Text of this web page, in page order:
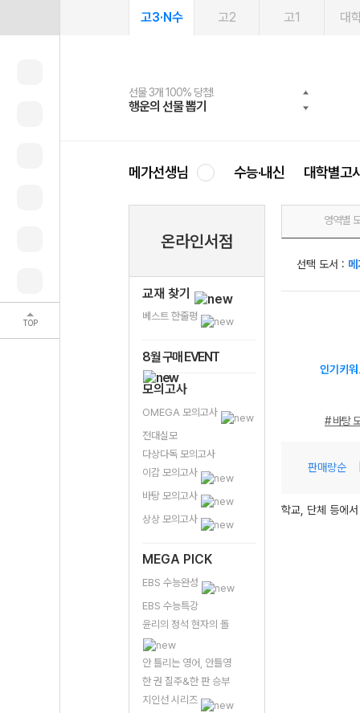
TOP
고3·N수 고2 고1 대
선물 3개 100% 당첨!
행운의 선물 뽑기
선물 100% 증정!
메가스터디 X 올리브
여름방학 스터디 캐시백
메가런 썸머스쿨
2027 러셀 단과
강사 공개선발
스마트러닝앱
설문 EVENT
메가패스
3일 무료 체험권
메가패스 수강생 무료혜택!
메가클럽 멤버십
사회공헌 캠페인
희망이룸 메가나눔
메가선생님 수능·내신 대학별고
온라인서점
교재 찾기
베스트 한줄평
8월 구매 EVENT
모의고사
OMEGA 모의고사
전대실모
다상다독 모의고사
이감 모의고사
바탕 모의고사
상상 모의고사
MEGA PICK
EBS 수능완성
EBS 수능특강
윤리의 정석 현자의 돌
안 틀리는 영어, 안틀영
한 권 질주&한 판 승부
지인선 시리즈
영역별
선택 도서 :
인기키
# 바탕
판매량순
학교, 단체 등에